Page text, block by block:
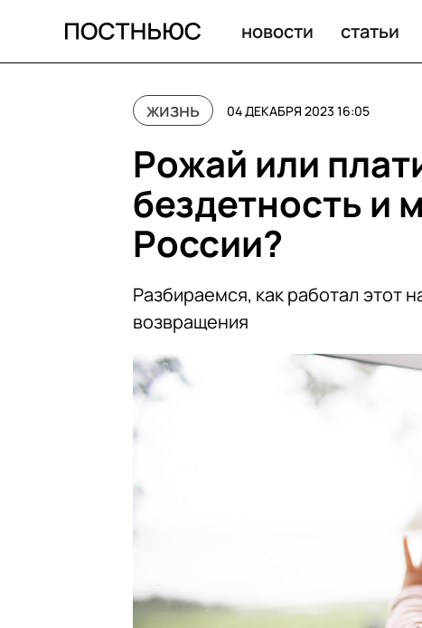
новости статьи
жизнь 04 ДЕКАБРЯ 2023 16:05
Рожай или
бездетность и
России?
Разбираемся, как работал этот
возвращения